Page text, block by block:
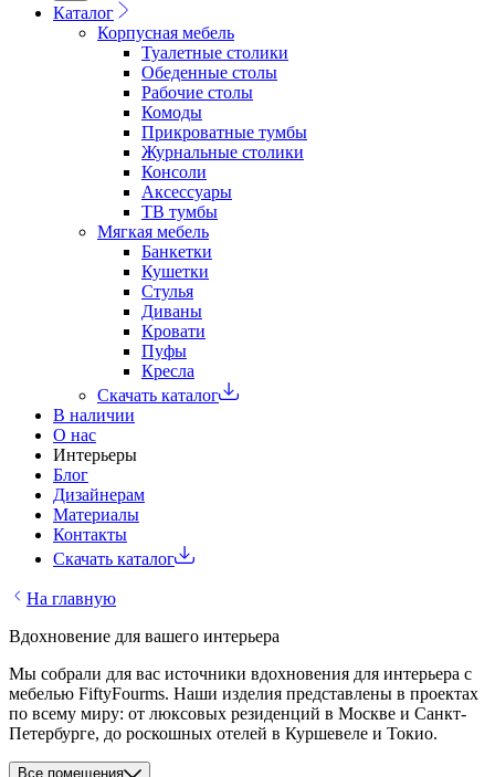
Каталог
Корпусная мебель
Туалетные столики
Обеденные cтолы
Рабочие столы
Комоды
Прикроватные тумбы
Журнальные столики
Консоли
Аксессуары
ТВ тумбы
Мягкая мебель
Банкетки
Кушетки
Стулья
Диваны
Кровати
Пуфы
Кресла
Скачать каталог
В наличии
О нас
Интерьеры
Блог
Дизайнерам
Материалы
Контакты
Скачать каталог
На главную
Вдохновение для вашего интерьера
Мы собрали для вас источники вдохновения для интерьера с
мебелью FiftyFourms. Наши изделия представлены в проектах
по всему миру: от люксовых резиденций в Москве и Санкт-
Петербурге, до роскошных отелей в Куршевеле и Токио.
Все помещения